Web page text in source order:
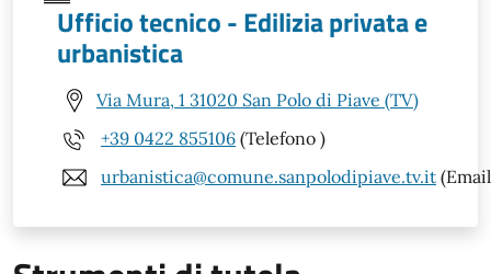
Ufficio tecnico - Edilizia privata e
urbanistica
Via Mura, 1 31020 San Polo di Piave (TV)
+39 0422 855106 (Telefono )
urbanistica@comune.sanpolodipiave.tv.it